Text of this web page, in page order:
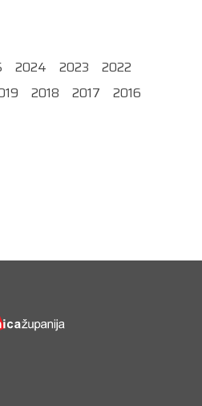
2024 2023
2022
2018 2017
2016